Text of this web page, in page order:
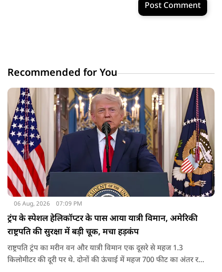
Post Comment
Recommended for You
06 Aug, 2026 07:09 PM
ट्रंप के स्पेशल हेलिकॉप्टर के पास आया यात्री विमान, अमेरिकी
राष्ट्रपति की सुरक्षा में बड़ी चूक, मचा हड़कंप
राष्ट्रपति ट्रंप का मरीन वन और यात्री विमान एक दूसरे से महज 1.3
किलोमीटर की दूरी पर थे. दोनों की ऊंचाई में महज 700 फीट का अंतर रह